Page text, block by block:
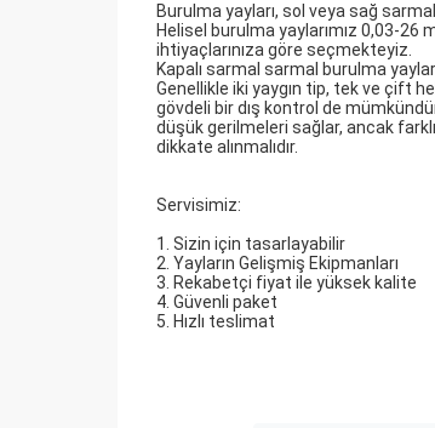
Burulma yayları, sol veya sağ
Helisel burulma yaylarımız 0,03-26
ihtiyaçlarınıza göre seçmekteyiz.
Kapalı sarmal sarmal burulma
Genellikle iki yaygın tip, tek ve çift
gövdeli bir dış kontrol de
düşük gerilmeleri sağlar, ancak
dikkate alınmalıdır.
Servisimiz:
1. Sizin için tasarlayabilir
2. Yayların Gelişmiş Ekipmanları
3. Rekabetçi fiyat ile yüksek kalite
4. Güvenli paket
5. Hızlı teslimat